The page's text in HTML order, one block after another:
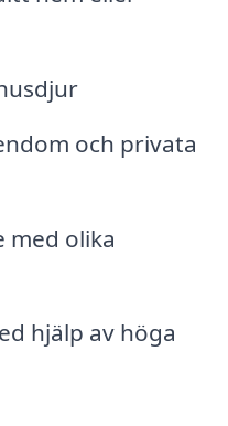
och privata
med olika
hjälp av höga